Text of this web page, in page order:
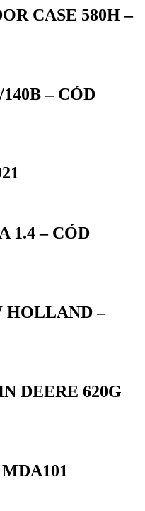
CASE 580H –
– CÓD
1.4 – CÓD
HOLLAND –
DEERE 620G